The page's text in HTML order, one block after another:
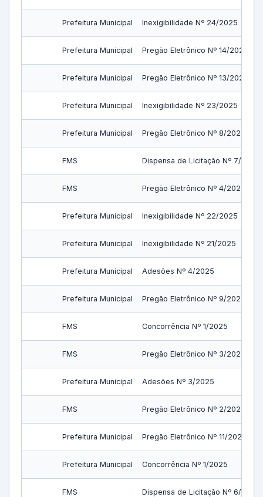
Prefeitura Municipal Inexigibilidade Nº 24/2025
Prefeitura Municipal Pregão Eletrônico Nº 14/2025
Prefeitura Municipal Pregão Eletrônico Nº 13/2025
Prefeitura Municipal Inexigibilidade Nº 23/2025
Prefeitura Municipal Pregão Eletrônico Nº 8/2025
FMS Dispensa de Licitação Nº 7/2025
FMS Pregão Eletrônico Nº 4/2025
Prefeitura Municipal Inexigibilidade Nº 22/2025
Prefeitura Municipal Inexigibilidade Nº 21/2025
Prefeitura Municipal Adesões Nº 4/2025
Prefeitura Municipal Pregão Eletrônico Nº 9/2025
FMS Concorrência Nº 1/2025
FMS Pregão Eletrônico Nº 3/2025
Prefeitura Municipal Adesões Nº 3/2025
FMS Pregão Eletrônico Nº 2/2025
Prefeitura Municipal Pregão Eletrônico Nº 11/2025
Prefeitura Municipal Concorrência Nº 1/2025
FMS Dispensa de Licitação Nº 6/2025